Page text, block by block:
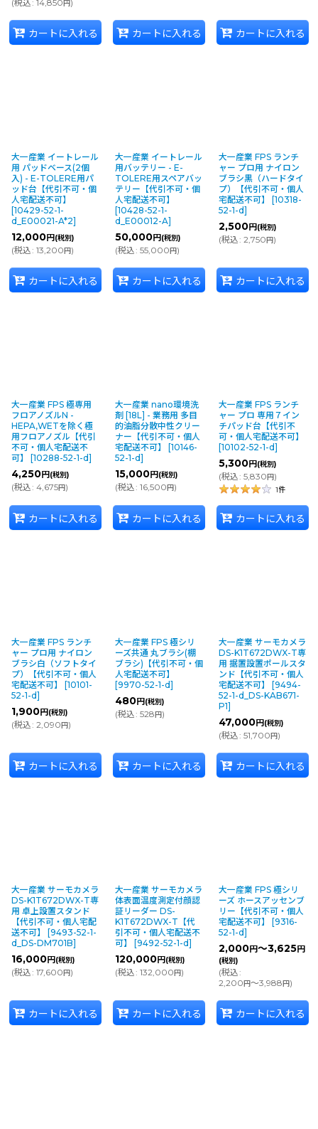
(税込: 14,850 円)
カートに入れる カートに入れる カートに入れる
大一産業 イートレール
用 パッドベース(2個
入) - E-TOLERE用パ
ッド台【代引不可・個
人宅配送不可】
[10429-52-1-
d_E00021-A*2]
12,000円 (税別)
(税込: 13,200円)
カートに入れる
大一産業 イートレール
用バッテリー - E-
TOLERE用スペアバッ
テリー【代引不可・個
人宅配送不可】
[10428-52-1-
d_E00012-A]
50,000円 (税別)
(税込: 55,000円)
カートに入れる
大一産業 FPS ランチ
ャー プロ用 ナイロン
ブラシ黒（ハードタイ
プ）【代引不可・個人
宅配送不可】
[10318-
52-1-d]
2,500円 (税別)
(税込: 2,750円)
カートに入れる
大一産業 FPS 極専用
フロアノズルN -
HEPA,WETを除く極
用フロアノズル【代引
不可・個人宅配送不
可】
[10288-52-1-d]
4,250円 (税別)
(税込: 4,675円)
カートに入れる
大一産業 nano環境洗
剤 [18L] - 業務用 多目
的油脂分散中性クリー
ナー【代引不可・個人
宅配送不可】
[10146-
52-1-d]
15,000円 (税別)
(税込: 16,500円)
カートに入れる
大一産業 FPS ランチ
ャー プロ 専用７イン
チパッド台【代引不
可・個人宅配送不可】
[10102-52-1-d]
5,300円 (税別)
(税込: 5,830円)
1件
カートに入れる
大一産業 FPS ランチ
ャー プロ用 ナイロン
ブラシ白（ソフトタイ
プ）【代引不可・個人
宅配送不可】
[10101-
52-1-d]
1,900円 (税別)
(税込: 2,090 円)
カートに入れる
大一産業 FPS 極シリ
ーズ共通 丸ブラシ(棚
ブラシ)【代引不可・個
人宅配送不可】
[9970-52-1-d]
480円 (税別)
(税込: 528 円)
カートに入れる
大一産業 サーモカメラ
DS-K1T672DWX-T専
用 据置設置ポールスタ
ンド【代引不可・個人
宅配送不可】
[9494-
52-1-d_DS-KAB671-
P1]
47,000円 (税別)
(税込: 51,700 円)
カートに入れる
大一産業 サーモカメラ
DS-K1T672DWX-T専
用 卓上設置スタンド
【代引不可・個人宅配
送不可】
[9493-52-1-
d_DS-DM701B]
16,000円 (税別)
(税込: 17,600 円)
カートに入れる
大一産業 サーモカメラ
体表面温度測定付顔認
証リーダー DS-
K1T672DWX-T【代
引不可・個人宅配送不
可】
[9492-52-1-d]
120,000円 (税別)
(税込: 132,000 円)
カートに入れる
大一産業 FPS 極シリ
ーズ ホースアッセンブ
リー【代引不可・個人
宅配送不可】
[9316-
52-1-d]
2,000円～3,625円
(税別)
(税込:
2,200 円～3,988 円)
カートに入れる